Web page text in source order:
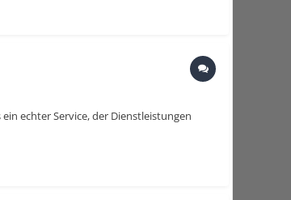
echter Service, der Dienstleistungen